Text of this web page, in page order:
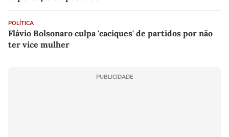
POLÍTICA
Flávio Bolsonaro culpa 'caciques' de partidos por não
ter vice mulher
PUBLICIDADE